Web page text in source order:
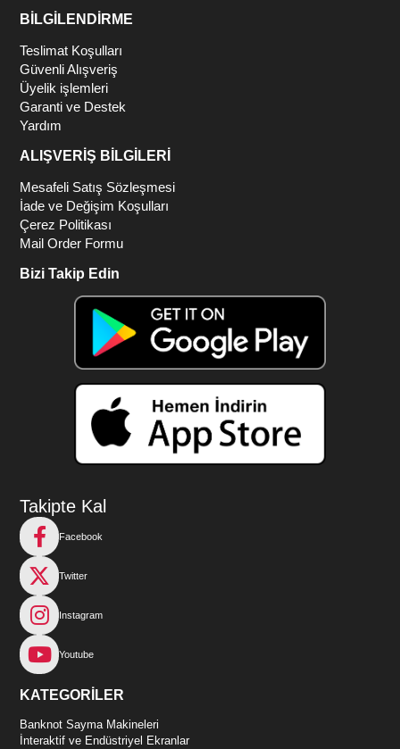
BİLGİLENDİRME
Teslimat Koşulları
Güvenli Alışveriş
Üyelik işlemleri
Garanti ve Destek
Yardım
ALIŞVERİŞ BİLGİLERİ
Mesafeli Satış Sözleşmesi
İade ve Değişim Koşulları
Çerez Politikası
Mail Order Formu
Bizi Takip Edin
Takipte Kal
Facebook
Twitter
Instagram
Youtube
KATEGORİLER
Banknot Sayma Makineleri
İnteraktif ve Endüstriyel Ekranlar